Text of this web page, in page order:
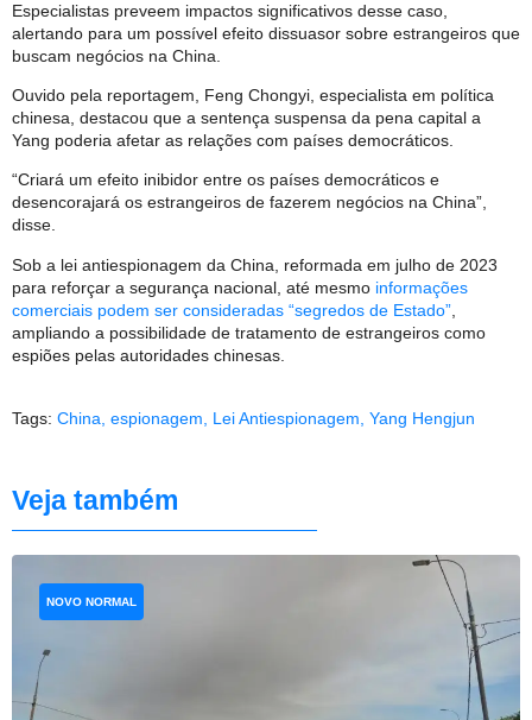
Especialistas preveem impactos significativos desse caso,
alertando para um possível efeito dissuasor sobre estrangeiros que
buscam negócios na China.
Ouvido pela reportagem, Feng Chongyi, especialista em política
chinesa, destacou que a sentença suspensa da pena capital a
Yang poderia afetar as relações com países democráticos.
“Criará um efeito inibidor entre os países democráticos e
desencorajará os estrangeiros de fazerem negócios na China”,
disse.
Sob a lei antiespionagem da China, reformada em julho de 2023
para reforçar a segurança nacional, até mesmo informações
comerciais podem ser consideradas “segredos de Estado”
ampliando a possibilidade de tratamento de estrangeiros como
espiões pelas autoridades chinesas.
Tags: China espionagem Lei Antiespionagem Yang Hengjun
Veja também
NOVO NORMAL